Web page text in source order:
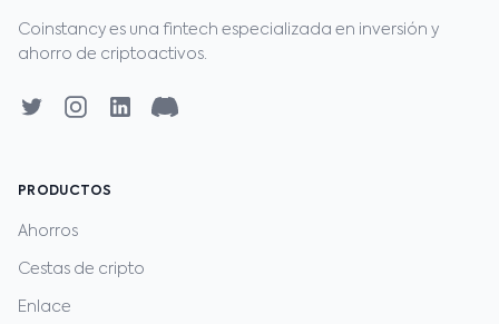
Coinstancy es una fintech especializada en inversión y
ahorro de criptoactivos.
PRODUCTOS
Ahorros
Cestas de cripto
Enlace